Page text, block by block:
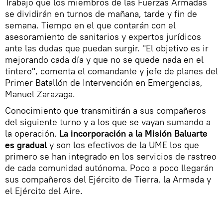
se dividirán en turnos de mañana, tarde y fin de
semana. Tiempo en el que contarán con el
asesoramiento de sanitarios y expertos jurídicos
ante las dudas que puedan surgir. "El objetivo es ir
mejorando cada día y que no se quede nada en el
tintero", comenta el comandante y jefe de planes del
Primer Batallón de Intervención en Emergencias,
Manuel Zarazaga.
Conocimiento que transmitirán a sus compañeros
del siguiente turno y a los que se vayan sumando a
la operación. La incorporación a la Misión Baluarte
es gradual y son los efectivos de la UME los que
primero se han integrado en los servicios de rastreo
de cada comunidad autónoma. Poco a poco llegarán
sus compañeros del Ejército de Tierra, la Armada y
el Ejército del Aire.